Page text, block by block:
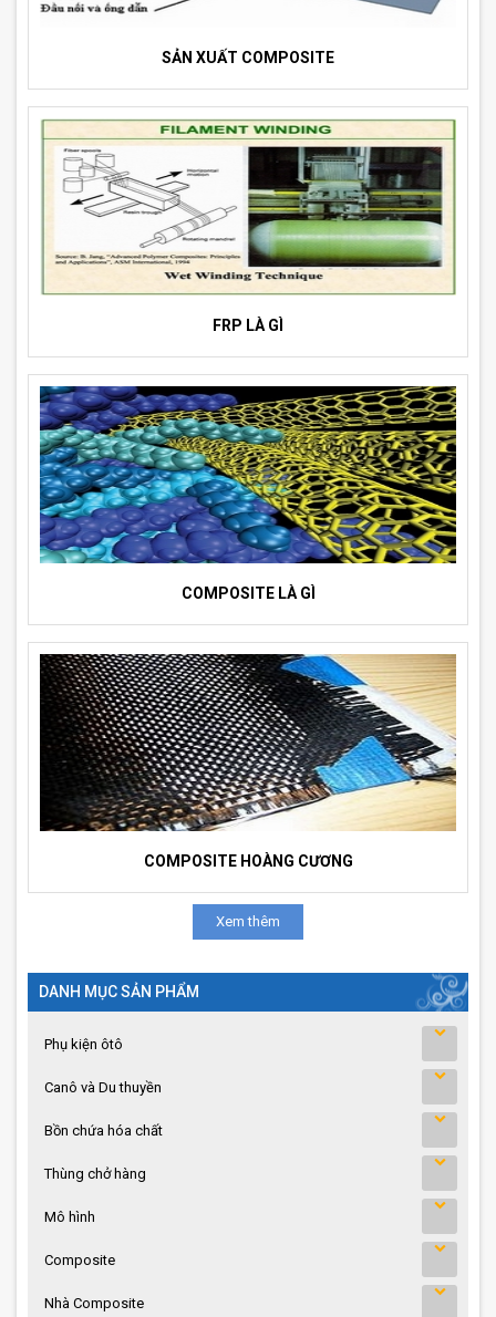
SẢN XUẤT COMPOSITE
FRP LÀ GÌ
COMPOSITE LÀ GÌ
COMPOSITE HOÀNG CƯƠNG
Xem thêm
DANH MỤC SẢN PHẨM
Phụ kiện ôtô
Canô và Du thuyền
Bồn chứa hóa chất
Thùng chở hàng
Mô hình
Composite
Nhà Composite